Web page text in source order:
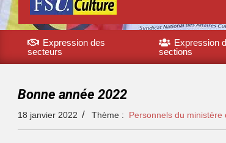
Expression des
secteurs
Expression
sections
Bonne année 2022
18 janvier 2022 Thème : Personnels du ministère